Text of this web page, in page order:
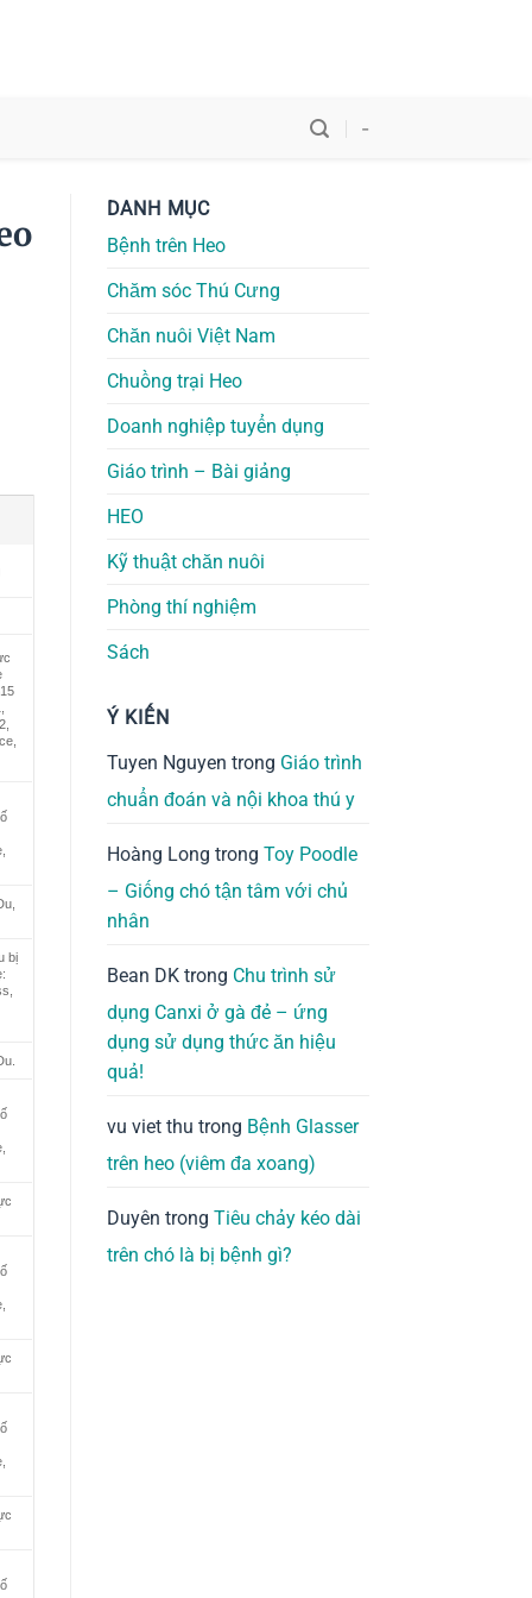
-
bị
DANH MỤC
Bệnh trên Heo
Chăm sóc Thú Cưng
Chăn nuôi Việt Nam
Chuồng trại Heo
Doanh nghiệp tuyển dụng
Giáo trình – Bài giảng
HEO
Kỹ thuật chăn nuôi
Phòng thí nghiệm
Sách
Ý KIẾN
Tuyen Nguyen trong Giáo trình
chuẩn đoán và nội khoa thú y
Hoàng Long trong Toy Poodle
– Giống chó tận tâm với chủ
nhân
Bean DKtrong Chu trình sử
dụng Canxi ở gà đẻ – ứng
dụng sử dụng thức ăn hiệu
quả!
vu viet thu trong Bệnh Glasser
trên heo (viêm đa xoang)
Duyên trong Tiêu chảy kéo dài
trên chó là bị bệnh gì?